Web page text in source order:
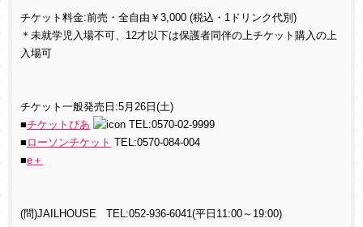
チケット料金:前売・全自由￥3,000 (税込・1ドリンク代別)
＊未就学児入場不可、12才以下は保護者同伴の上チケット購入の上
入場可
チケット一般発売日:5月26日(土)
■チケットぴあ
TEL:0570-02-9999
■ ローソンチケット
TEL:0570-084-004
■e＋
(問)JAILHOUSE TEL:052-936-6041(平日11:00～19:00)